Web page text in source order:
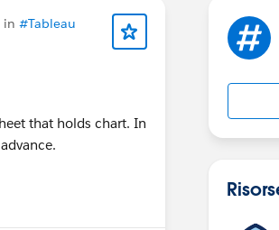
in #Tableau
that holds chart. In